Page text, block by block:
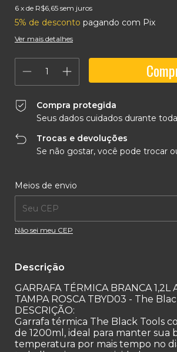
6 x de R$6,65 sem juros
5% de desconto pagando com Pix
Ver mais detalhes
Compra protegida
Seus dados cuidados durante
Trocas e devoluções
Se não gostar, você pode trocar
Entregas para o CEP:
Meios de envio
Não sei meu CEP
Descrição
GARRAFA TÉRMICA BRANCA 1,2L
TAMPA ROSCA TBYD03 - The
DESCRIÇÃO:
Garrafa térmica The Black Tools
de 1200ml, ideal para manter sua
temperatura por mais tempo no